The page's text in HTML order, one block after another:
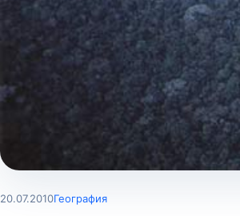
20.07.2010География